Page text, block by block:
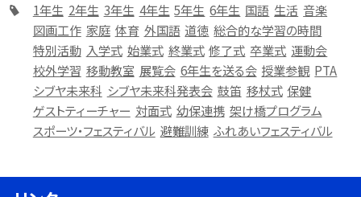
1年生 2年生 3年生 4年生 5年生 6年生 国語 生活 音楽
図画工作 家庭 体育 外国語 道徳 総合的な学習の時間
特別活動 入学式 始業式 終業式 修了式 卒業式 運動会
校外学習 移動教室 展覧会 6年生を送る会 授業参観 PTA
シブヤ未来科 シブヤ未来科発表会 鼓笛 移杖式 保健
ゲストティーチャー 対面式 幼保連携 架け橋プログラム
スポーツ・フェスティバル 避難訓練 ふれあいフェスティバル